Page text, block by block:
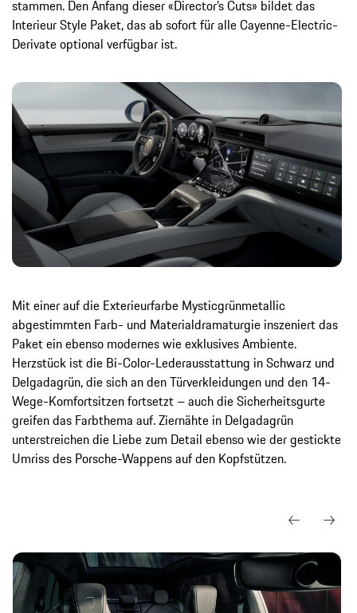
stammen. Den Anfang dieser «Director’s Cuts» bildet das
Interieur Style Paket, das ab sofort für alle Cayenne-Electric-
Derivate optional verfügbar ist.
Mit einer auf die Exterieurfarbe Mysticgrünmetallic
abgestimmten Farb- und Materialdramaturgie inszeniert das
Paket ein ebenso modernes wie exklusives Ambiente.
Herzstück ist die Bi-Color-Lederausstattung in Schwarz und
Delgadagrün, die sich an den Türverkleidungen und den 14-
Wege-Komfortsitzen fortsetzt – auch die Sicherheitsgurte
greifen das Farbthema auf. Ziernähte in Delgadagrün
unterstreichen die Liebe zum Detail ebenso wie der gestickte
Umriss des Porsche-Wappens auf den Kopfstützen.